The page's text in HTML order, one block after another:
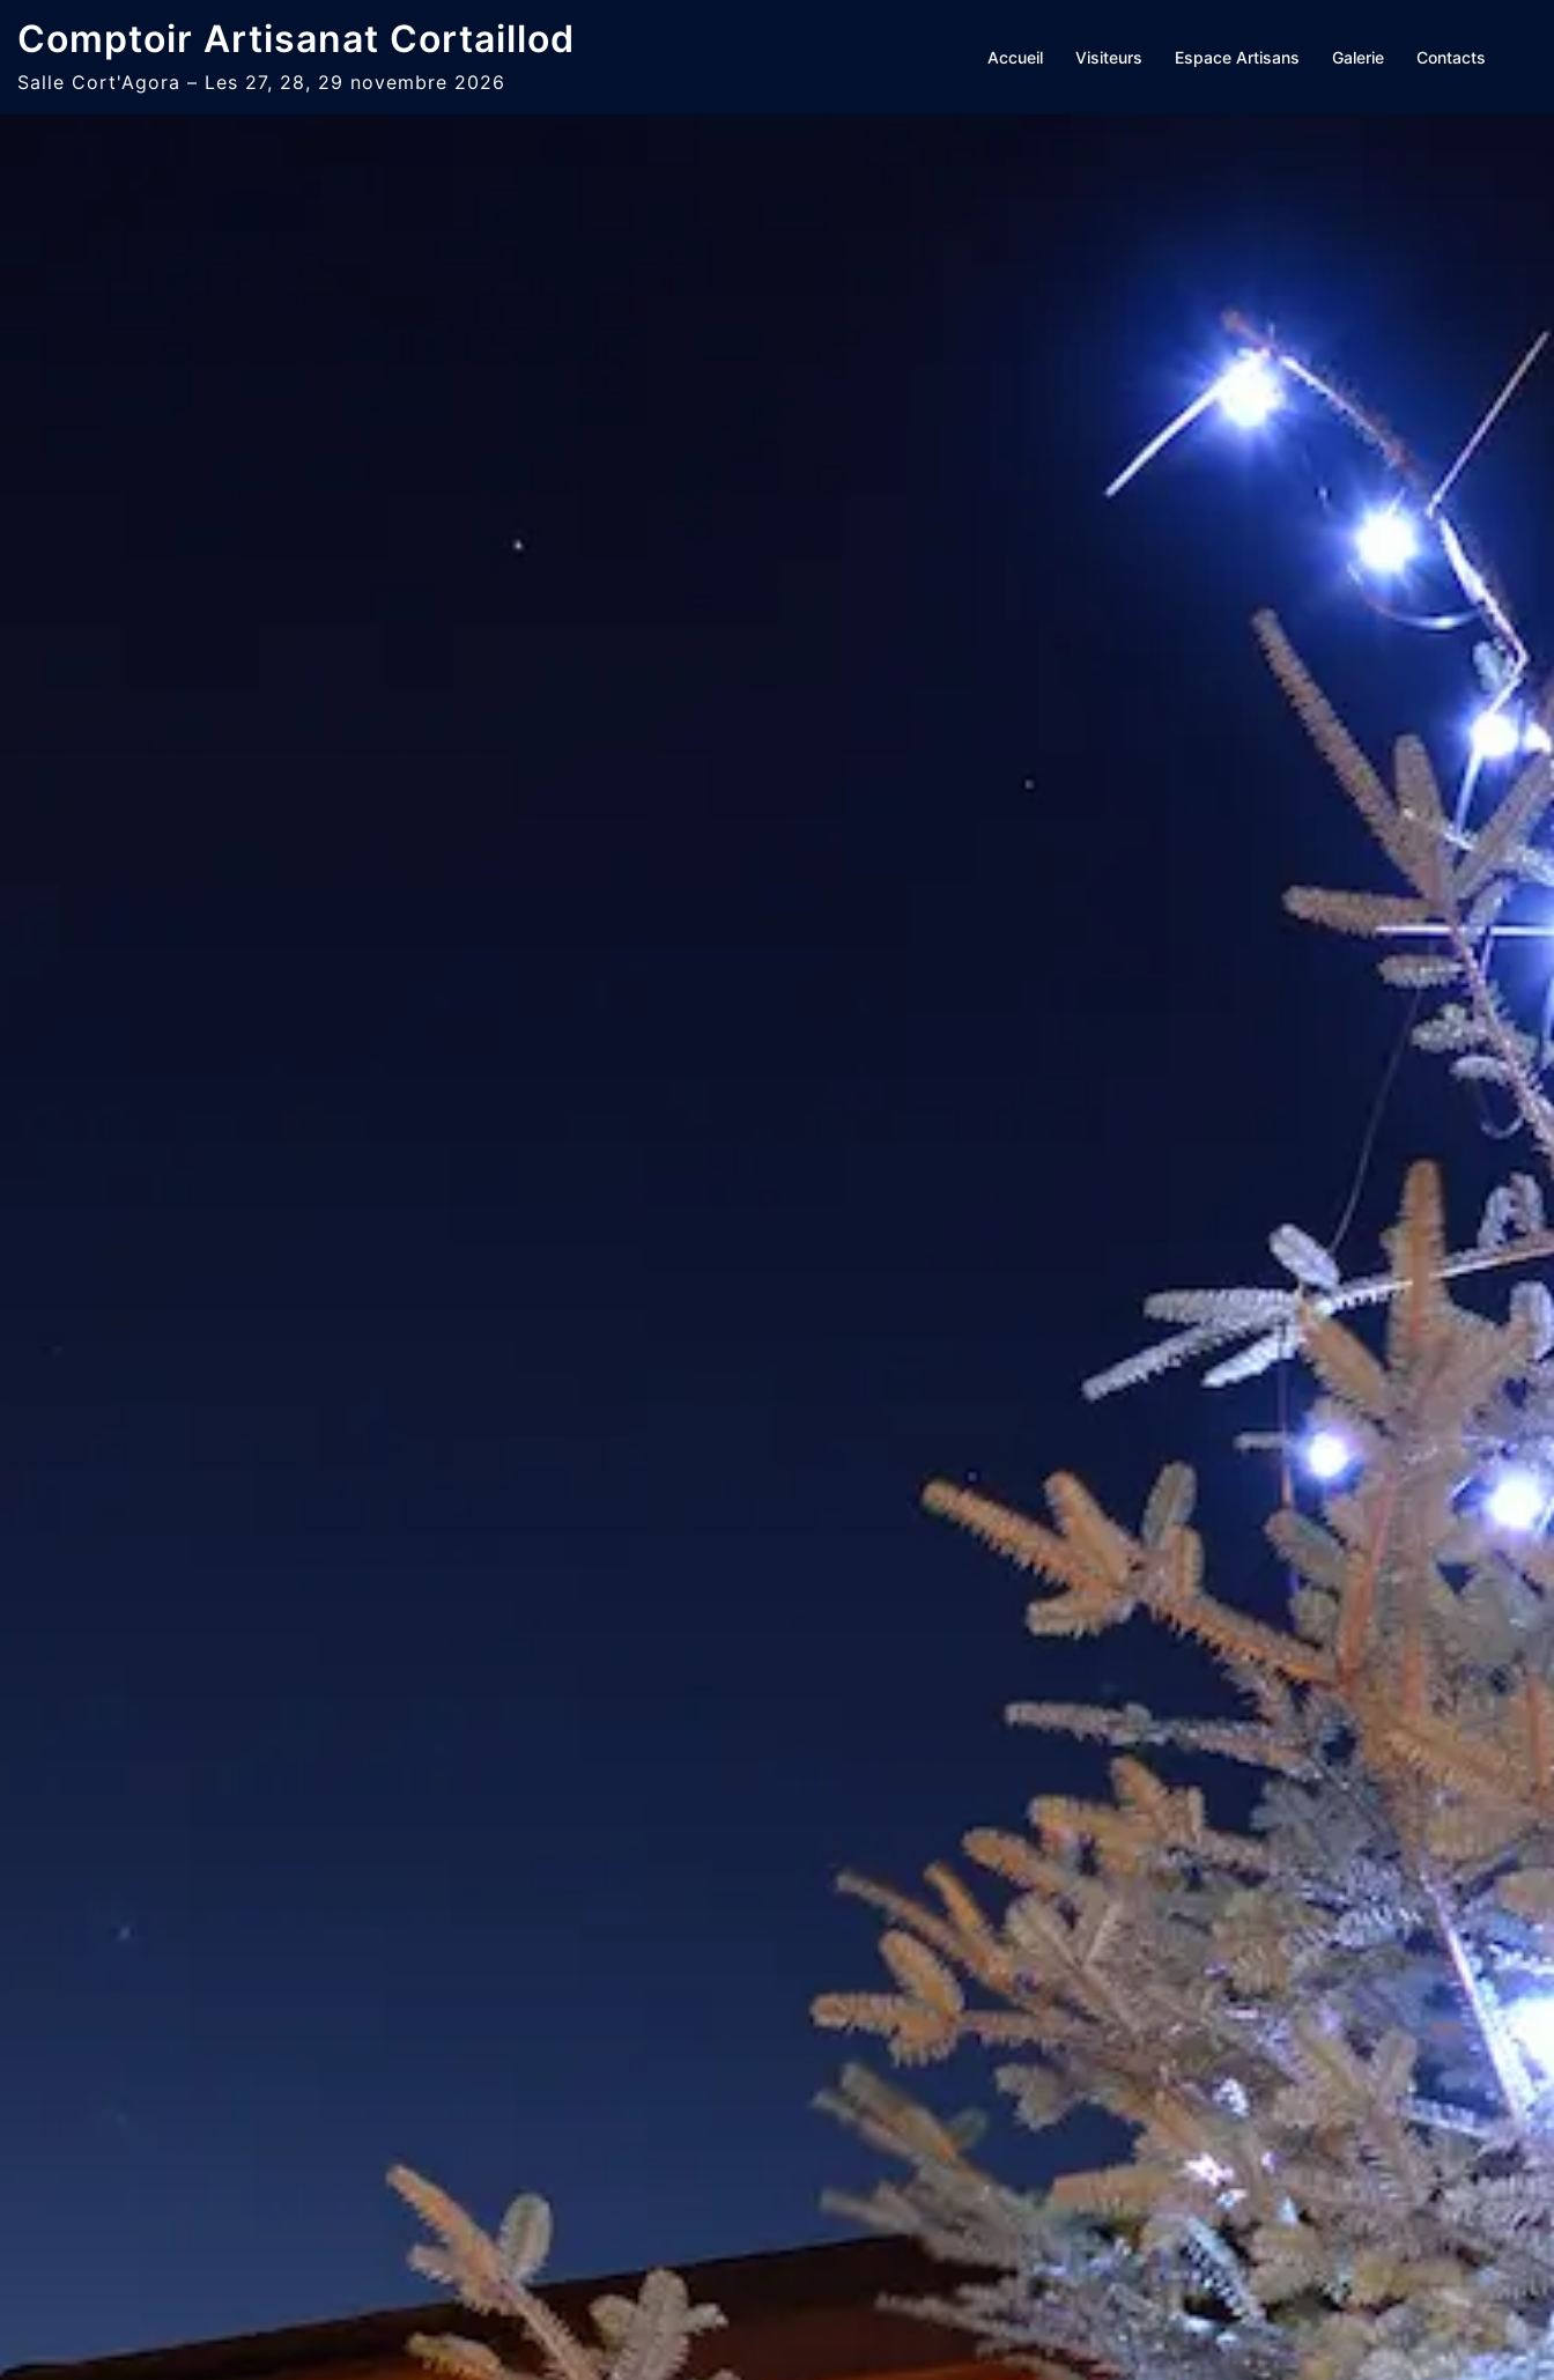
au
contenu
Comptoir Artisanat Cortaillod
Salle Cort'Agora – Les 27, 28, 29 novembre 2026
Accueil Visiteurs Espace Artisans Galerie Contacts